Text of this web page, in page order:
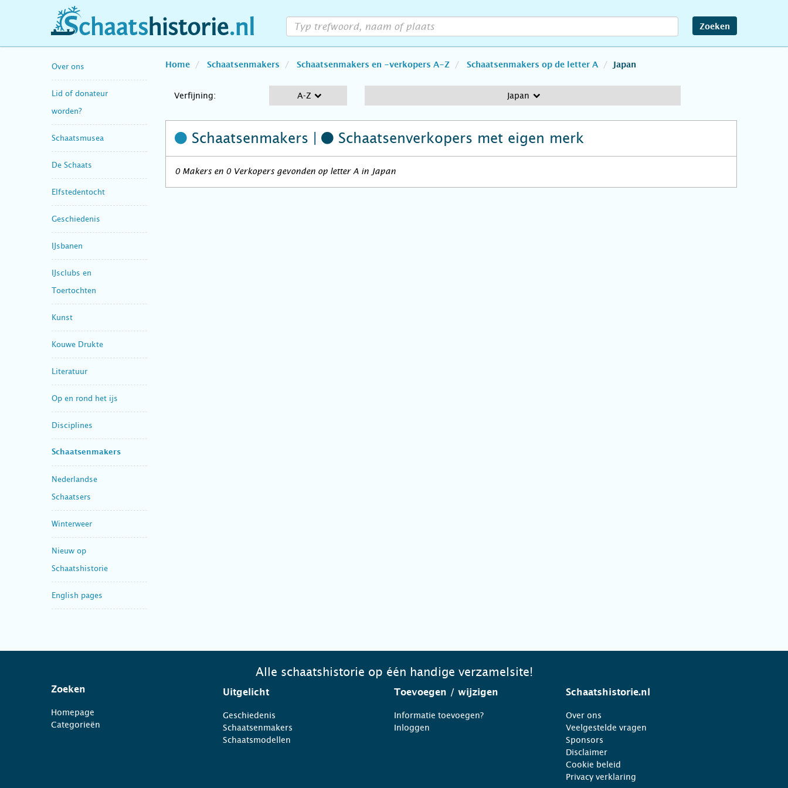
schaatshistorie.nl Zoeken
Over ons
Lid of donateur
worden?
Schaatsmusea
De Schaats
Elfstedentocht
Geschiedenis
IJsbanen
IJsclubs en
Toertochten
Kunst
Kouwe Drukte
Literatuur
Op en rond het ijs
Disciplines
Schaatsenmakers
Nederlandse
Schaatsers
Winterweer
Nieuw op
Schaatshistorie
English pages
Home Schaatsenmakers Schaatsenmakers en -verkopers A-Z Schaatsenmakers op de letter A Japan
Verfijning: A-Z Japan
Schaatsenmakers | Schaatsenverkopers met eigen merk
0 Makers en 0 Verkopers gevonden op letter A in Japan
Alle schaatshistorie op één handige verzamelsite!
Zoeken
Homepage
Categorieën
Uitgelicht
Geschiedenis
Schaatsenmakers
Schaatsmodellen
Toevoegen / wijzigen
Informatie toevoegen?
Inloggen
Schaatshistorie.nl
Over ons
Veelgestelde vragen
Sponsors
Disclaimer
Cookie beleid
Privacy verklaring